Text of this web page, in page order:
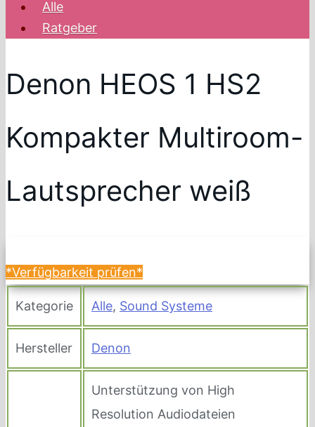
Alle
Ratgeber
Denon HEOS 1 HS2
Kompakter Multiroom-
Lautsprecher weiß
*Verfügbarkeit prüfen*
Kategorie Alle, Sound Systeme
Hersteller Denon
Unterstützung von High
Resolution Audiodateien